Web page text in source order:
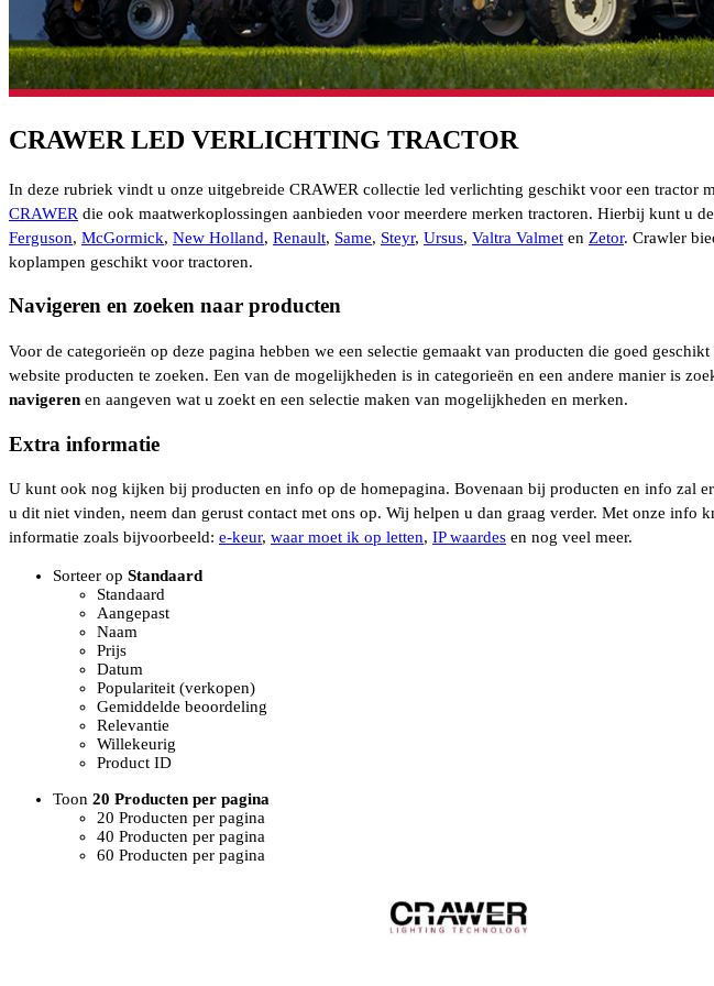
CRAWER LED VERLICHTING TRACTOR
In deze rubriek vindt u onze uitgebreide CRAWER collectie led verlichting geschikt voor een tractor
CRAWER die ook maatwerkoplossingen aanbieden voor meerdere merken tractoren. Hierbij kunt u
Ferguson, McGormick, New Holland, Renault, Same, Steyr, Ursus, Valtra Valmet en Zetor. Crawler
koplampen geschikt voor tractoren.
Navigeren en zoeken naar producten
Voor de categorieën op deze pagina hebben we een selectie gemaakt van producten die goed
website producten te zoeken. Een van de mogelijkheden is in categorieën en een andere manier is
navigeren en aangeven wat u zoekt en een selectie maken van mogelijkheden en merken.
Extra informatie
U kunt ook nog kijken bij producten en info op de homepagina. Bovenaan bij producten en info zal
u dit niet vinden, neem dan gerust contact met ons op. Wij helpen u dan graag verder. Met onze
informatie zoals bijvoorbeeld: e-keur, waar moet ik op letten, IP waardes en nog veel meer.
Sorteer op Standaard
Standaard
Aangepast
Naam
Prijs
Datum
Populariteit (verkopen)
Gemiddelde beoordeling
Relevantie
Willekeurig
Product ID
Toon 20 Producten per pagina
20 Producten per pagina
40 Producten per pagina
60 Producten per pagina